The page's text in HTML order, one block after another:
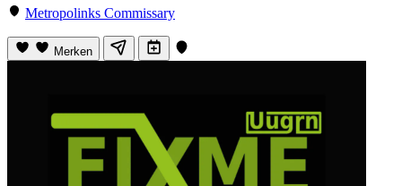
Metropolinks Commissary
Merken